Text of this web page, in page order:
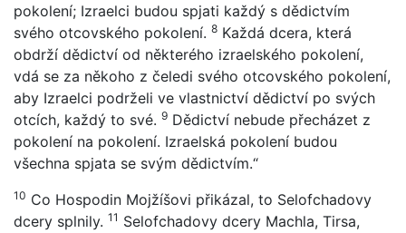
pokolení; Izraelci budou spjati každý s dědictvím
svého otcovského pokolení. 8 Každá dcera, která
obdrží dědictví od některého izraelského pokolení,
vdá se za někoho z čeledi svého otcovského pokolení,
aby Izraelci podrželi ve vlastnictví dědictví po svých
otcích, každý to své. 9 Dědictví nebude přecházet z
pokolení na pokolení. Izraelská pokolení budou
všechna spjata se svým dědictvím.“
10 Co Hospodin Mojžíšovi přikázal, to Selofchadovy
dcery splnily. 11 Selofchadovy dcery Machla, Tirsa,